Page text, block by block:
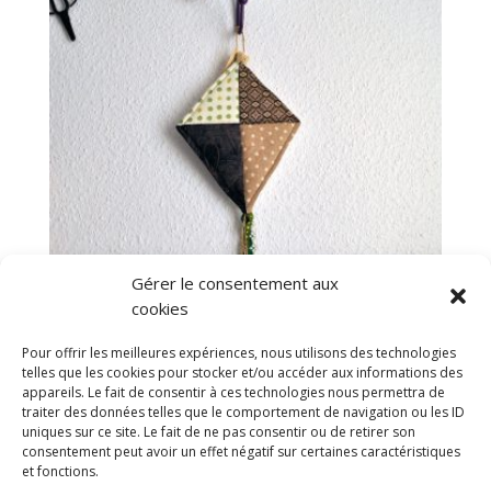
Gérer le consentement aux
cookies
Pour offrir les meilleures expériences, nous utilisons des technologies
telles que les cookies pour stocker et/ou accéder aux informations des
appareils. Le fait de consentir à ces technologies nous permettra de
traiter des données telles que le comportement de navigation ou les ID
uniques sur ce site. Le fait de ne pas consentir ou de retirer son
consentement peut avoir un effet négatif sur certaines caractéristiques
et fonctions.
Cerf-volant Déco Beige
28,00€